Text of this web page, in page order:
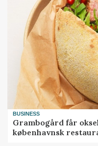
BUSINESS
Grambogård får
københavnsk